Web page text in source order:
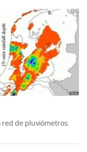
red de pluviómetros